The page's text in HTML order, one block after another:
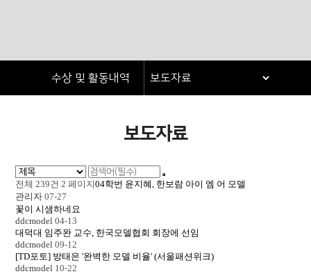
수상 및 활동내역
보도자료
전체 239건 2 페이지04학번 윤지혜, 한보람 아이 엠 어 모델
관리자 07-27
꽃이 시샘하네요
ddcmodel 04-13
대덕대 임주완 교수, 한국모델협회 회장에 선임
ddcmodel 09-12
[TD포토] 방태은 '완벽한 모델 비율' (서울패션위크)
ddcmodel 10-22